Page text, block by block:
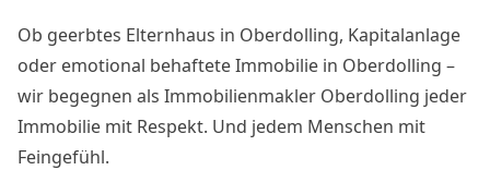
Ob geerbtes Elternhaus in Oberdolling, Kapitalanlage
oder emotional behaftete Immobilie in Oberdolling –
wir begegnen als Immobilienmakler Oberdolling jeder
Immobilie mit Respekt. Und jedem Menschen mit
Feingefühl.